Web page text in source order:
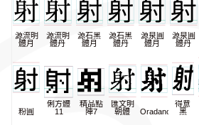
源流明
體月
源流明
體丹
源石黑
體月
源石黑
體丹
源泉圓
體月
源泉圓
體丹
粉圓
俐方體
11
精品點
陣7
匯文明
朝體
Oradano
得意
黑